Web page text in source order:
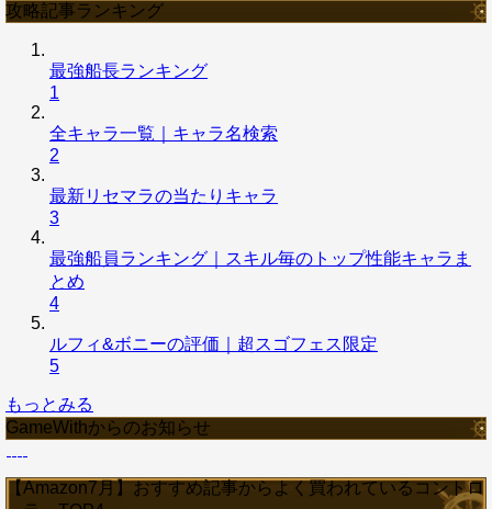
攻略記事ランキング
最強船長ランキング
1
全キャラ一覧｜キャラ名検索
2
最新リセマラの当たりキャラ
3
最強船員ランキング｜スキル毎のトップ性能キャラま
とめ
4
ルフィ&ボニーの評価｜超スゴフェス限定
5
もっとみる
GameWithからのお知らせ
【Amazon7月】おすすめ記事からよく買われているコントロ